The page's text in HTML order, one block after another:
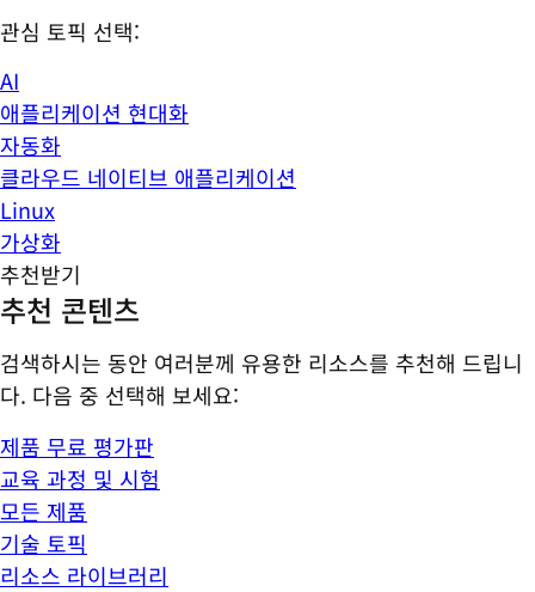
관심 토픽 선택:
AI
애플리케이션 현대화
자동화
클라우드 네이티브 애플리케이션
Linux
가상화
추천받기
추천 콘텐츠
검색하시는 동안 여러분께 유용한 리소스를 추천해 드립니
다. 다음 중 선택해 보세요:
제품 무료 평가판
교육 과정 및 시험
모든 제품
기술 토픽
리소스 라이브러리